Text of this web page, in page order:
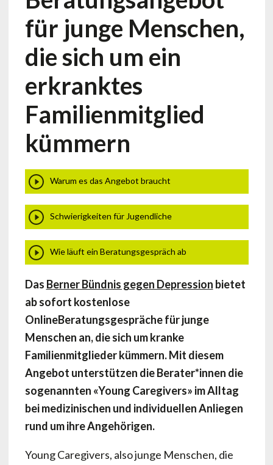
für junge Menschen,
die sich um ein
erkranktes
Familienmitglied
kümmern
Warum es das Angebot braucht
Schwierigkeiten für Jugendliche
Wie läuft ein Beratungsgespräch ab
Das Berner Bündnis gegen Depression bietet
ab sofort kostenlose
OnlineBeratungsgespräche für junge
Menschen an, die sich um kranke
Familienmitglieder kümmern. Mit diesem
Angebot unterstützen die Berater*innen die
sogenannten «Young Caregivers» im Alltag
bei medizinischen und individuellen Anliegen
rund um ihre Angehörigen.
Young Caregivers, also junge Menschen, die